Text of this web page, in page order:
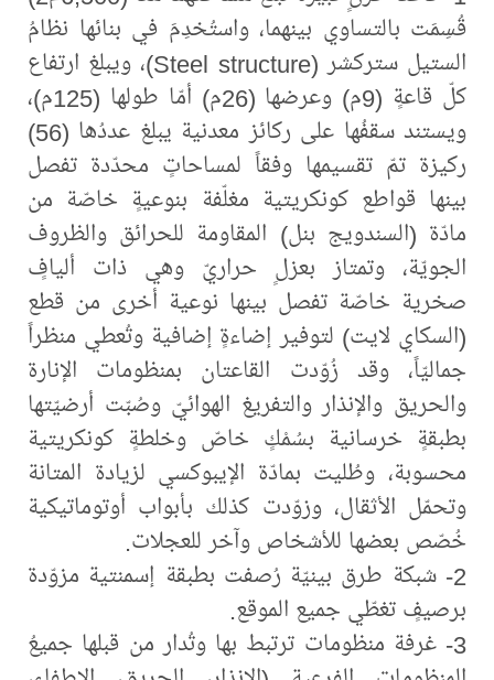
قُسِمَت بالتساوي بينهما، واستُخدِمَ في بنائها نظامُ
الستيل ستركشر (Steel structure)، ويبلغ ارتفاع
كلّ قاعةٍ (9م) وعرضها (26م) أمّا طولها (125م)،
ويستند سقفُها على ركائز معدنية يبلغ عددُها (56)
ركيزة تمّ تقسيمها وفقاً لمساحاتٍ محدّدة تفصل
بينها قواطع كونكريتية مغلّفة بنوعيةٍ خاصّة من
مادّة (السندويج بنل) المقاومة للحرائق والظروف
الجويّة، وتمتاز بعزلٍ حراريّ وهي ذات أليافٍ
صخرية خاصّة تفصل بينها نوعية أخرى من قطع
(السكاي لايت) لتوفير إضاءةٍ إضافية وتُعطي منظراً
جماليّاً، وقد زُوّدت القاعتان بمنظومات الإنارة
والحريق والإنذار والتفريغ الهوائيّ وصُبّت أرضيّتها
بطبقةٍ خرسانية بسُمْكٍ خاصّ وخلطةٍ كونكريتية
محسوبة، وطُليت بمادّة الإيبوكسي لزيادة المتانة
وتحمّل الأثقال، وزوّدت كذلك بأبواب أوتوماتيكية
خُصّص بعضها للأشخاص وآخر للعجلات.
2- شبكة طرق بينيّة رُصفت بطبقة إسمنتية مزوّدة
برصيفٍ تغطّي جميع الموقع.
3- غرفة منظومات ترتبط بها وتُدار من قبلها جميعُ